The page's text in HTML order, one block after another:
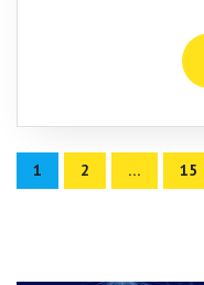
Posts
1 2 … 15